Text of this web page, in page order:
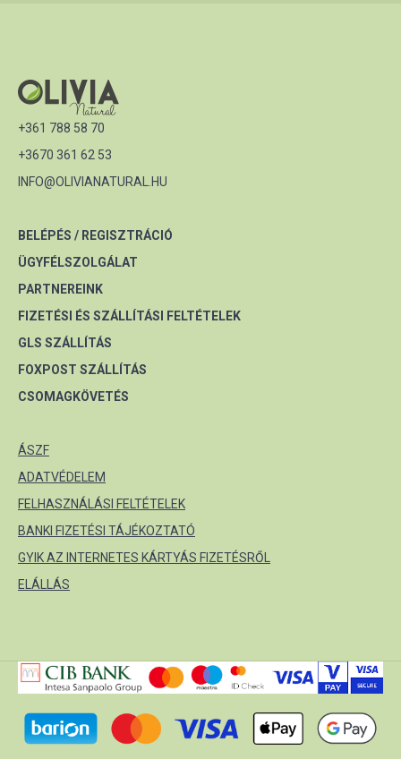
+361 788 58 70
+3670 361 62 53
INFO@OLIVIANATURAL.HU
BELÉPÉS / REGISZTRÁCIÓ
ÜGYFÉLSZOLGÁLAT
PARTNEREINK
FIZETÉSI ÉS SZÁLLÍTÁSI FELTÉTELEK
GLS SZÁLLÍTÁS
FOXPOST SZÁLLÍTÁS
CSOMAGKÖVETÉS
ÁSZF
ADATVÉDELEM
FELHASZNÁLÁSI FELTÉTELEK
BANKI FIZETÉSI TÁJÉKOZTATÓ
GYIK AZ INTERNETES KÁRTYÁS FIZETÉSRŐL
ELÁLLÁS